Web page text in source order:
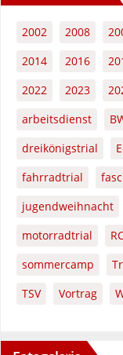
2002 2008
2014
2016
2022
2023
arbeitsdienst
dreikönigstrial
fahrradtrial
jugendweihnacht
motorradtrial
sommercamp
TSV
Vortrag